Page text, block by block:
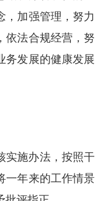
，加强管理，努力
依法合规经营，努
务发展的健康发展
实施办法，按照干
一年来的工作情景